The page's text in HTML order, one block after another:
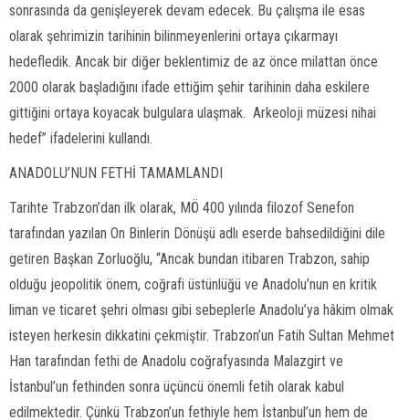
sonrasında da genişleyerek devam edecek. Bu çalışma ile esas
olarak şehrimizin tarihinin bilinmeyenlerini ortaya çıkarmayı
hedefledik. Ancak bir diğer beklentimiz de az önce milattan önce
2000 olarak başladığını ifade ettiğim şehir tarihinin daha eskilere
gittiğini ortaya koyacak bulgulara ulaşmak. Arkeoloji müzesi nihai
hedef” ifadelerini kullandı.
ANADOLU’NUN FETHİ TAMAMLANDI
Tarihte Trabzon’dan ilk olarak, MÖ 400 yılında filozof Senefon
tarafından yazılan On Binlerin Dönüşü adlı eserde bahsedildiğini dile
getiren Başkan Zorluoğlu, “Ancak bundan itibaren Trabzon, sahip
olduğu jeopolitik önem, coğrafi üstünlüğü ve Anadolu’nun en kritik
liman ve ticaret şehri olması gibi sebeplerle Anadolu’ya hâkim olmak
isteyen herkesin dikkatini çekmiştir. Trabzon’un Fatih Sultan Mehmet
Han tarafından fethi de Anadolu coğrafyasında Malazgirt ve
İstanbul’un fethinden sonra üçüncü önemli fetih olarak kabul
edilmektedir. Çünkü Trabzon’un fethiyle hem İstanbul’un hem de